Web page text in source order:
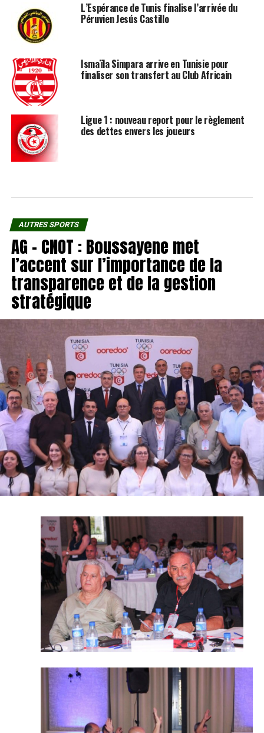
L’Espérance de Tunis finalise l’arrivée du
Péruvien Jesús Castillo
Ismaïla Simpara arrive en Tunisie pour
finaliser son transfert au Club Africain
Ligue 1 : nouveau report pour le règlement
des dettes envers les joueurs
AUTRES SPORTS
AG – CNOT : Boussayene met
l’accent sur l’importance de la
transparence et de la gestion
stratégique